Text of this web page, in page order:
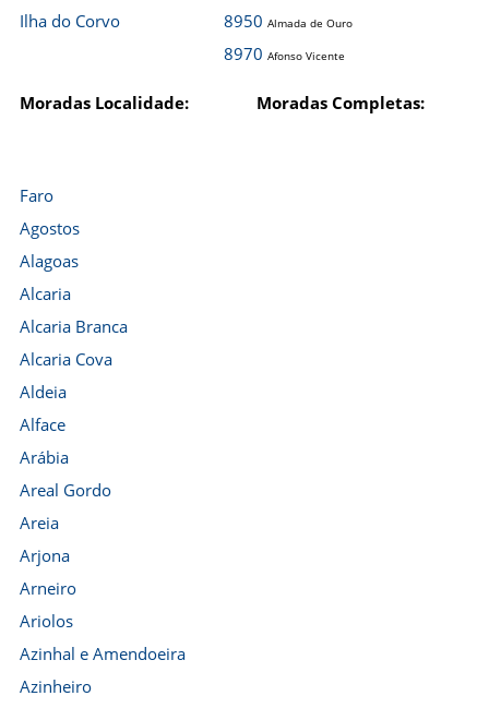
Ilha do Corvo
8950 Almada de Ouro
8970 Afonso Vicente
Moradas Localidade: Moradas Completas:
Faro
Agostos
Alagoas
Alcaria
Alcaria Branca
Alcaria Cova
Aldeia
Alface
Arábia
Areal Gordo
Areia
Arjona
Arneiro
Ariolos
Azinhal e Amendoeira
Azinheiro